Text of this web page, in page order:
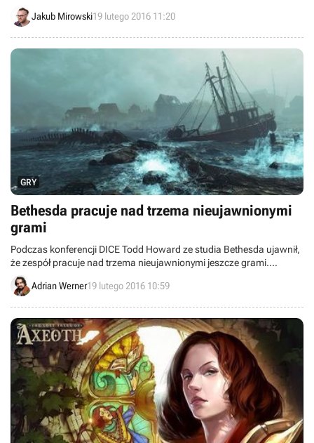
się w przyszłości wspólnego projektu. Duet ten był odpowiedzialny
za skasowany w kwietniu ubiegłego roku horror Silent Hills.
Jakub Mirowski19 lutego 2016 11:20
GRY
Bethesda pracuje nad trzema nieujawnionymi
grami
Podczas konferencji DICE Todd Howard ze studia Bethesda ujawnił,
że zespół pracuje nad trzema nieujawnionymi jeszcze grami.
Wszystkie są dużymi i ambitnymi projektami, które jednocześnie
będą mocno odbiegały od tego, do czego przyzwyczaił nas ten
Adrian Werner19 lutego 2016 10:59